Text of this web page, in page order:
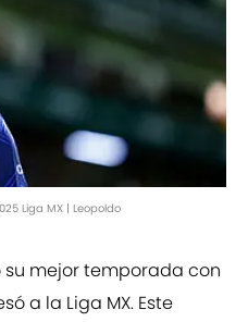
Liga MX | Leopoldo
su mejor temporada con
a la Liga MX. Este